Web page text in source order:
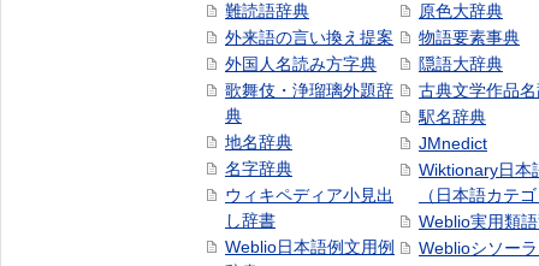
難読語辞典
外来語の言い換え提案
外国人名読み方字典
歌舞伎・浄瑠璃外題辞
典
地名辞典
名字辞典
ウィキペディア小見出
し辞書
Weblio日本語例文用例
原色大辞典
物語要素事典
隠語大辞典
古典文学作品
駅名辞典
JMnedict
Wiktionary日本
（日本語カテ
Weblio実用類
Weblioシソー